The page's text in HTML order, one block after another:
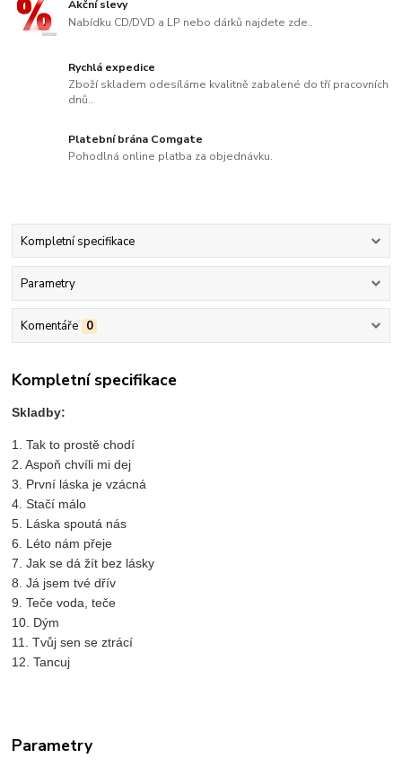
Akční slevy
Nabídku CD/DVD a LP nebo dárků najdete zde..
Rychlá expedice
Zboží skladem odesíláme kvalitně zabalené do tří pracovních
dnů..
Platební brána Comgate
Pohodlná online platba za objednávku.
Kompletní specifikace
Parametry
Komentáře 0
Kompletní specifikace
Skladby:
1. Tak to prostě chodí
2. Aspoň chvíli mi dej
3. První láska je vzácná
4. Stačí málo
5. Láska spoutá nás
6. Léto nám přeje
7. Jak se dá žít bez lásky
8. Já jsem tvé dřív
9. Teče voda, teče
10. Dým
11. Tvůj sen se ztrácí
12. Tancuj
Parametry